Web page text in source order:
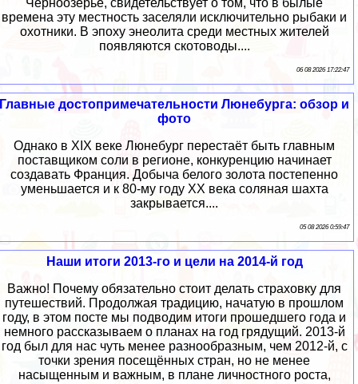
Черноозерье, свидетельствует о том, что в былые
времена эту местность заселяли исключительно рыбаки и
охотники. В эпоху энеолита среди местных жителей
появляются скотоводы....
06 08 2026 17:22:47
Главные достопримечательности Люнебурга: обзор и
фото
Однако в XIX веке Люнебург перестаёт быть главным
поставщиком соли в регионе, конкуренцию начинает
создавать Франция. Добыча белого золота постепенно
уменьшается и к 80-му году XX века соляная шахта
закрывается....
05 08 2026 0:59:47
Наши итоги 2013-го и цели на 2014-й год
Важно! Почему обязательно стоит делать страховку для
путешествий. Продолжая традицию, начатую в прошлом
году, в этом посте мы подводим итоги прошедшего года и
немного рассказываем о планах на год грядущий. 2013-й
год был для нас чуть менее разнообразным, чем 2012-й, с
точки зрения посещённых стран, но не менее
насыщенным и важным, в плане личностного роста,